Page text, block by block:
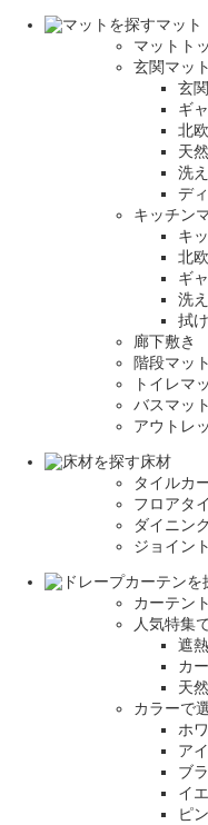
マット
マットト
玄関マット
玄
ギ
北
天
洗
デ
キッチン
キ
北
ギ
洗
拭
廊下敷き
階段マット
トイレマ
バスマット
アウトレ
床材
タイルカ
フロアタ
ダイニン
ジョイン
カーテン
人気特集
遮
カ
天
カラーで
ホ
ア
ブ
イ
ピ